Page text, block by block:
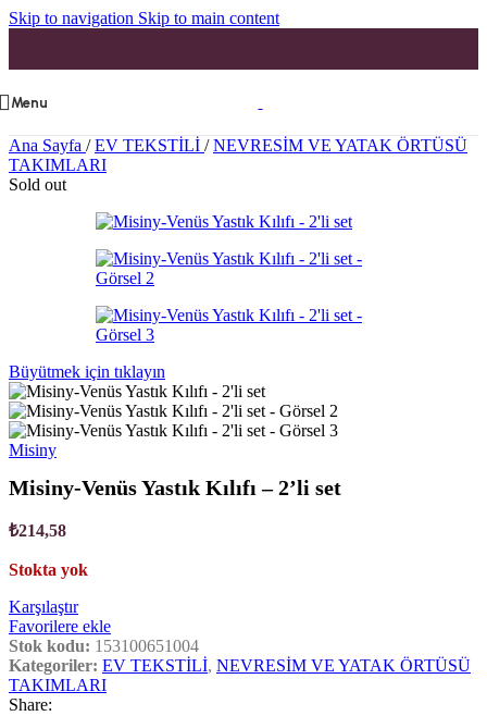
Skip to navigation Skip to main content
Menu
Ana Sayfa / EV TEKSTİLİ / NEVRESİM VE YATAK ÖRTÜSÜ
TAKIMLARI
Sold out
Büyütmek için tıklayın
Misiny
Misiny-Venüs Yastık Kılıfı – 2’li set
₺214,58
Stokta yok
Karşılaştır
Favorilere ekle
Stok kodu: 153100651004
Kategoriler: EV TEKSTİLİ, NEVRESİM VE YATAK ÖRTÜSÜ
TAKIMLARI
Share: